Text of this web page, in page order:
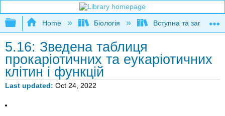
Expand/collapse global hierarchy
Home Біологія Вступна та загальна
5.16: Зведена таблиця
прокаріотичних та еукаріотичних
клітин і функцій
Last updated Oct 24, 2022